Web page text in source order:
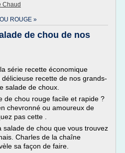
Chaud
ROUGE »
de chou de nos
série recette économique
recette de nos grands-
salade de choux.
de chou rouge facile et rapide ?
chevronné ou amoureux de
pas cette .
salade de chou que vous trouvez
Charles de la chaîne
sa façon de faire.